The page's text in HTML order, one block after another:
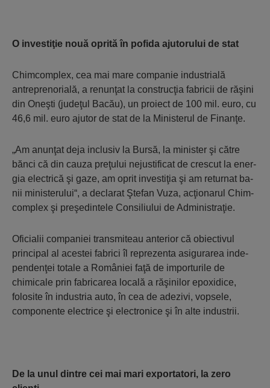
O investiţie nouă oprită în pofida ajutorului de stat
Chimcomplex, cea mai mare companie industrială
antreprenorială, a renunţat la construcţia fabricii de răşini
din Oneşti (judeţul Bacău), un proiect de 100 mil. euro, cu
46,6 mil. euro ajutor de stat de la Mi­nisterul de Fi­nanţe.
„Am anunţat deja inclusiv la Bursă, la mi­nister şi către
bănci că din cau­za preţului nejus­tificat de crescut la e­ner­
gia e­lectrică şi gaze, am oprit investiţia şi am re­turnat ba­
nii ministe­ru­lui“, a declarat Ştefan Vuza, ac­ţionarul Chim­
complex şi preşedintele Consiliului de Administraţie.
Oficialii companiei transmiteau anterior că obiectivul
principal al a­cestei fabrici îl repre­zen­ta asigurarea inde­
pen­denţei totale a Ro­mâniei faţă de importu­rile de
chimicale prin fabricarea locală a răşinilor epoxidice,
folosite în industria auto, în cea de adezivi, vopsele,
componente electrice şi electronice şi în alte industrii.
De la unul dintre cei mai mari exportatori, la zero